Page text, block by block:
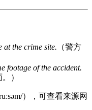
at the crime site. （警方
footage of the accident.
）
），可查看来源网